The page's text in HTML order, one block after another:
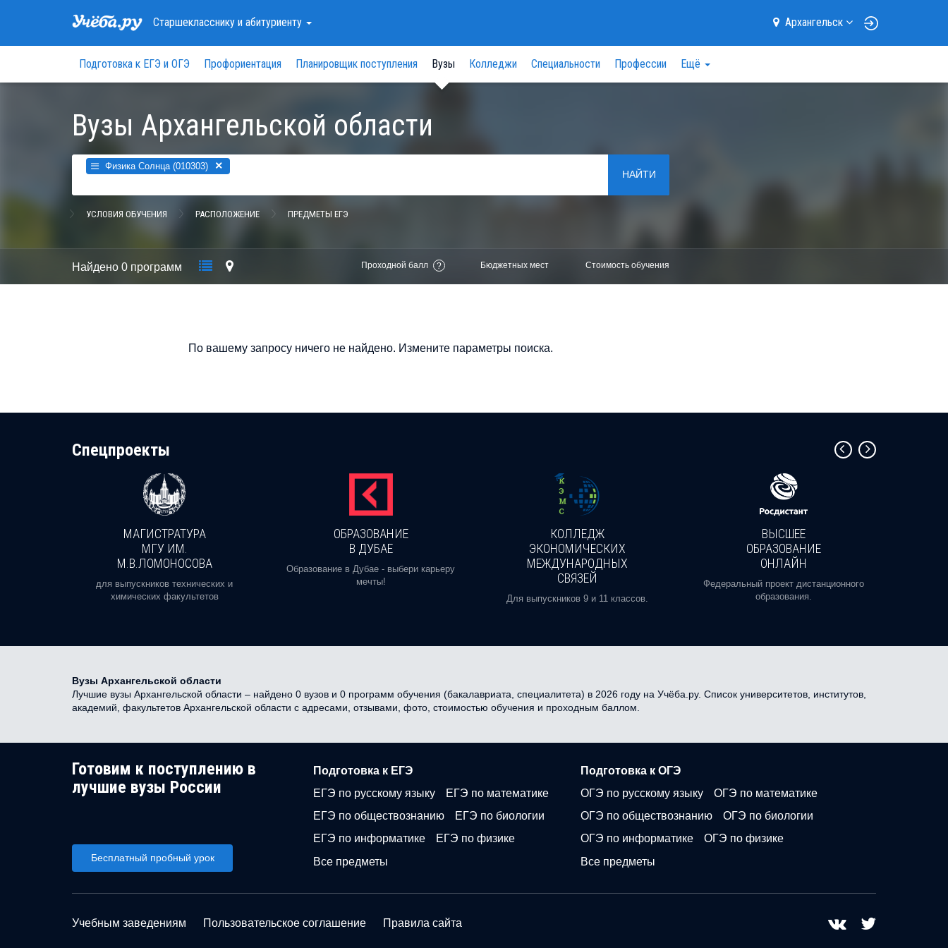
Старшеклассникуи абитуриенту Архангельск
Подготовка к ЕГЭ и ОГЭ Профориентация Планировщик поступления Вузы Колледжи Специальности Профессии Ещё
Вузы Архангельской области
Физика Солнца (010303) ×
НАЙТИ
УСЛОВИЯ ОБУЧЕНИЯ РАСПОЛОЖЕНИЕ ПРЕДМЕТЫ ЕГЭ
Найдено 0 программ Проходной балл ? Бюджетных мест Стоимость обучения
По вашему запросу ничего не найдено. Измените параметры поиска.
Cпецпроекты
МАГИСТРАТУРА
МГУ ИМ.
М.В.ЛОМОНОСОВА
для выпускников технических и
химических факультетов
ОБРАЗОВАНИЕ
В ДУБАЕ
Образование в Дубае - выбери карьеру
мечты!
КОЛЛЕДЖ
ЭКОНОМИЧЕСКИХ
МЕЖДУНАРОДНЫХ
СВЯЗЕЙ
Для выпускников 9 и 11 классов.
ВЫСШЕЕ
ОБРАЗОВАНИЕ
ОНЛАЙН
Федеральный проект дистанционного
образования.
Вузы Архангельской области
Лучшие вузы Архангельской области – найдено 0 вузов и 0 программ обучения (бакалавриата, специалитета) в 2026 году на Учёба.ру. Список университетов, институтов,
академий, факультетов Архангельской области с адресами, отзывами, фото, стоимостью обучения и проходным баллом.
Готовим к поступлению в
лучшие вузы России
Бесплатный пробный урок
Подготовка к ЕГЭ
ЕГЭ по русскому языку
ЕГЭ по математике
ЕГЭ по обществознанию
ЕГЭ по биологии
ЕГЭ по информатике
ЕГЭ по физике
Все предметы
Подготовка к ОГЭ
ОГЭ по русскому языку
ОГЭ по математике
ОГЭ по обществознанию
ОГЭ по биологии
ОГЭ по информатике
ОГЭ по физике
Все предметы
Учебным заведениям Пользовательское соглашение Правила сайта